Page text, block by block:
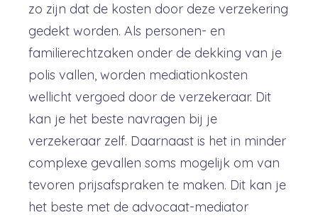
zo zijn dat de kosten door deze verzekering
gedekt worden. Als personen- en
familierechtzaken onder de dekking van je
polis vallen, worden mediationkosten
wellicht vergoed door de verzekeraar. Dit
kan je het beste navragen bij je
verzekeraar zelf. Daarnaast is het in minder
complexe gevallen soms mogelijk om van
tevoren prijsafspraken te maken. Dit kan je
het beste met de advocaat-mediator